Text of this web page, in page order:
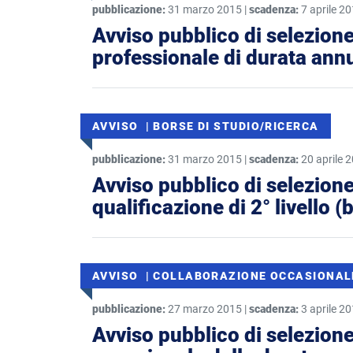
pubblicazione:31 marzo 2015 |scadenza:7 aprile
Avviso pubblico di
professionale di durata
AVVISO | BORSE DI STUDIO/RICERCA
pubblicazione:31 marzo 2015 |scadenza:20 aprile
Avviso pubblico di
qualificazione di 2° livello
AVVISO | COLLABORAZIONE
pubblicazione:27 marzo 2015 |scadenza:3 aprile
Avviso pubblico di